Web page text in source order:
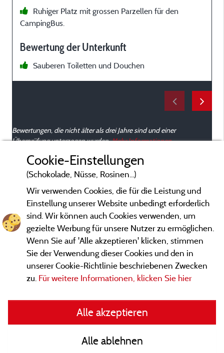
Ruhiger Platz mit grossen Parzellen für den
CampingBus.
Bewertung der Unterkunft
Sauberen Toiletten und Douchen
Bewertungen, die nicht älter als drei Jahre sind und einer
Überprüfung unterzogen wurden.Mehr Informationen
Gesetzliche Bedingungen
Herausgeberinformationen und Adressen
Kontakt
Cookie-Einstellungen
(Schokolade, Nüsse, Rosinen...)
Wir verwenden Cookies, die für die Leistung und
Einstellung unserer Website unbedingt erforderlich
sind. Wir können auch Cookies verwenden, um
gezielte Werbung für unsere Nutzer zu ermöglichen.
Wenn Sie auf 'Alle akzeptieren' klicken, stimmen
Sie der Verwendung dieser Cookies und den in
unserer Cookie-Richtlinie beschriebenen Zwecken
zu. Für weitere Informationen, klicken Sie hier
Alle akzeptieren
Alle ablehnen